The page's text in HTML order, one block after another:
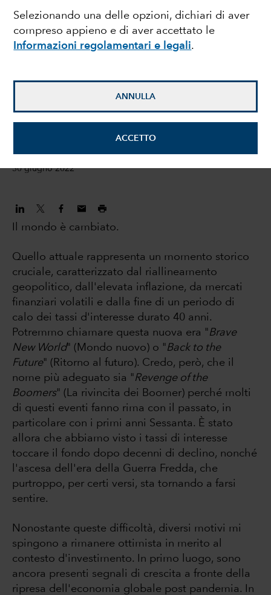
Selezionando una delle opzioni, dichiari di aver
compreso appieno e di aver accettato le
Informazioni regolamentari e legali.
ANNULLA
ACCETTO
strategia
d'investimento "All
Weather"
30 giugno 2022
Il mondo è cambiato.
Quello attuale rappresenta un momento storico
cruciale, caratterizzato dal riallineamento
geopolitico, dall'elevata inflazione, da mercati
finanziari volatili e dalla fine di un periodo di
calo dei tassi d'interesse durato 40 anni.
Potremmo chiamare questa nuova era "Brave
New World" (Mondo nuovo) o "Back to the
Future" (Ritorno al futuro). Credo, però, che il
nome più adeguato sia "Revenge of the
Boomers" (La rivincita dei Boomer) perché molti
di questi eventi fanno rima con il passato, in
particolare con i primi anni Sessanta. È stato
allora che abbiamo visto i tassi di interesse
toccare il fondo dopo decenni di declino, nonché
l'ascesa dell'era della Guerra Fredda, che
purtroppo, per certi versi, sta tornando a farsi
sentire.
Nonostante queste difficoltà, diversi motivi mi
spingono a rimanere ottimista in merito al
contesto d'investimento. In primo luogo, sono
ancora presenti segnali di crescita a fronte della
ripresa dell'economia globale post pandemia. In